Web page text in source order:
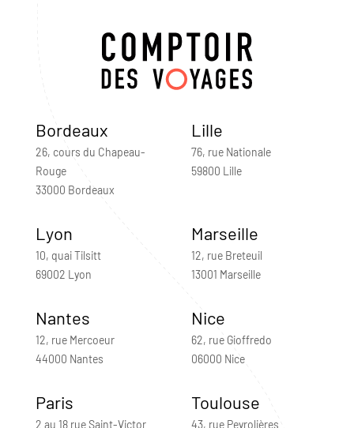
Bordeaux
26, cours du Chapeau-
Rouge
33000 Bordeaux
Lille
76, rue Nationale
59800 Lille
Lyon
10, quai Tilsitt
69002 Lyon
Marseille
12, rue Breteuil
13001 Marseille
Nantes
12, rue Mercoeur
44000 Nantes
Nice
62, rue Gioffredo
06000 Nice
Paris
2 au 18 rue Saint-Victor
Toulouse
43, rue Peyrolières